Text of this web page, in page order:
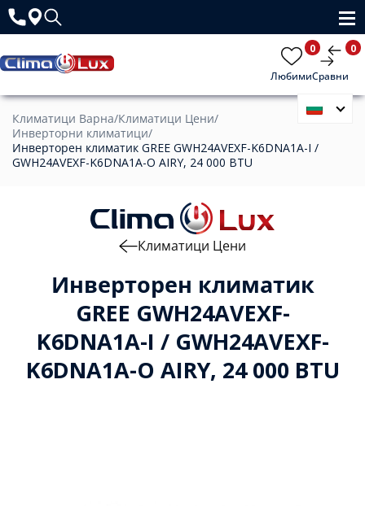
Любими
0
Сравни
0
Климатици Варна/Климатици Цени/
Инверторни климатици/
Инверторен климатик GREE GWH24AVEXF-K6DNA1A-I /
GWH24AVEXF-K6DNA1A-O AIRY, 24 000 BTU
Инверторен климатик
GREE GWH24AVEXF-
K6DNA1A-I / GWH24AVEXF-
K6DNA1A-O AIRY, 24 000 BTU
Климатици Цени